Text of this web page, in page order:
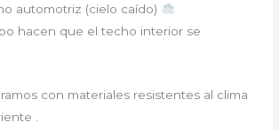
automotriz (cielo caído)
hacen que el techo interior se
con materiales resistentes al clima
.